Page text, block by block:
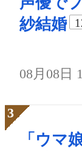
紗結婚
08月08日
「ウマ